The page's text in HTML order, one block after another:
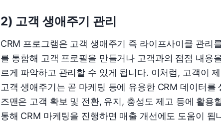
2) 고객 생애주기 관리
CRM 프로그램은 고객 생애주기 즉 라이프사이클 관리
를 통합해 고객 프로필을 만들거나 고객과의 접점 내용
르게 파악하고 관리할 수 있게 됩니다. 이처럼, 고객이
고객 생애주기는 곧 마케팅 등에 유용한 CRM 데이터
즈맨은 고객 확보 및 전환, 유지, 충성도 제고 등에 활용
통해 CRM 마케팅을 진행하면 매출 개선에도 도움이 됩